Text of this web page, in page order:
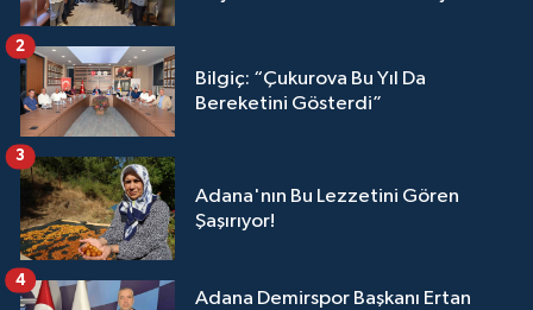
Bilgiç: “Çukurova Bu Yıl Da
Bereketini Gösterdi”
2
Adana'nın Bu Lezzetini Gören
Şaşırıyor!
3
Adana Demirspor Başkanı Ertan
4